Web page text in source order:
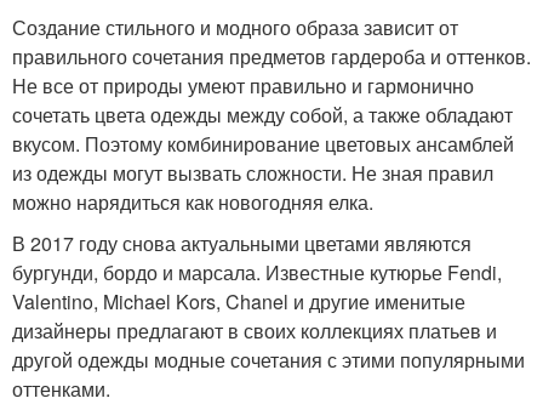
Создание стильного и модного образа зависит от
правильного сочетания предметов гардероба и оттенков.
Не все от природы умеют правильно и гармонично
сочетать цвета одежды между собой, а также обладают
вкусом. Поэтому комбинирование цветовых ансамблей
из одежды могут вызвать сложности. Не зная правил
можно нарядиться как новогодняя елка.
В 2017 году снова актуальными цветами являются
бургунди, бордо и марсала. Известные кутюрье Fendi,
Valentino, Michael Kors, Chanel и другие именитые
дизайнеры предлагают в своих коллекциях платьев и
другой одежды модные сочетания с этими популярными
оттенками.